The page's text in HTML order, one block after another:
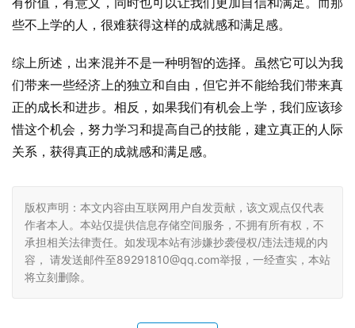
些不上学的人，很难获得这样的成就感和满足感。
综上所述，出来混并不是一种明智的选择。虽然它可以为我
们带来一些经济上的独立和自由，但它并不能给我们带来真
正的成长和进步。相反，如果我们有机会上学，我们应该珍
惜这个机会，努力学习和提高自己的技能，建立真正的人际
关系，获得真正的成就感和满足感。
版权声明：本文内容由互联网用户自发贡献，该文观点仅代表
作者本人。本站仅提供信息存储空间服务，不拥有所有权，不
承担相关法律责任。如发现本站有涉嫌抄袭侵权/违法违规的内
容， 请发送邮件至89291810@qq.com举报，一经查实，本站
将立刻删除。